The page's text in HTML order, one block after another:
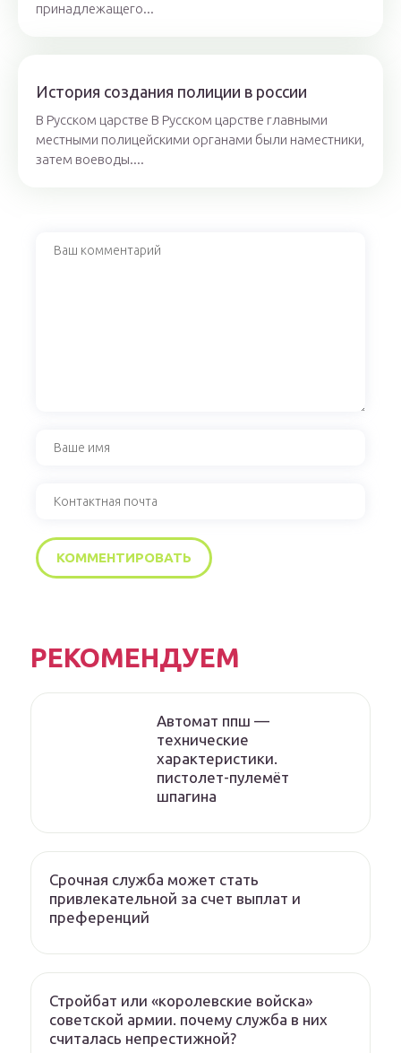
принадлежащего...
История создания полиции в россии
В Русском царстве В Русском царстве главными
местными полицейскими органами были наместники,
затем воеводы....
РЕКОМЕНДУЕМ
Автомат ппш —
технические
характеристики.
пистолет-пулемёт
шпагина
Срочная служба может стать
привлекательной за счет выплат и
преференций
Стройбат или «королевские войска»
советской армии. почему служба в них
считалась непрестижной?